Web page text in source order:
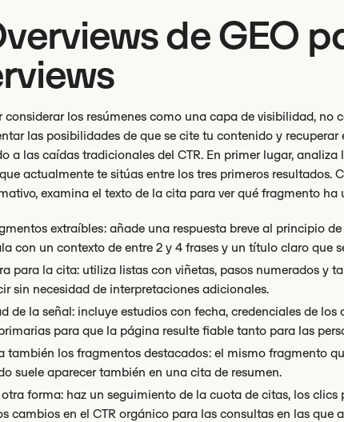
de GEO
considerar los resúmenes como una capa de visibilidad, no
las posibilidades de que se cite tu contenido y
a las caídas tradicionales del CTR. En primer lugar,
actualmente te sitúas entre los tres primeros resultados.
examina el texto de la cita para ver qué fragmento ha
extraíbles: añade una respuesta breve al principio
con un contexto de entre 2 y 4 frases y un título claro que
para la cita: utiliza listas con viñetas, pasos numerados y
sin necesidad de interpretaciones adicionales.
de la señal: incluye estudios con fecha, credenciales de los
para que la página resulte fiable tanto para las
también los fragmentos destacados: el mismo fragmento
suele aparecer también en una cita de resumen.
forma: haz un seguimiento de la cuota de citas, los clics
cambios en el CTR orgánico para las consultas en las que